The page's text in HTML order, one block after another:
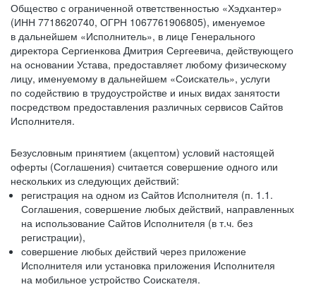
Общество с ограниченной ответственностью «Хэдхантер»
(ИНН 7718620740, ОГРН 1067761906805), именуемое
в дальнейшем «Исполнитель», в лице Генерального
директора Сергиенкова Дмитрия Сергеевича, действующего
на основании Устава, предоставляет любому физическому
лицу, именуемому в дальнейшем «Соискатель», услуги
по содействию в трудоустройстве и иных видах занятости
посредством предоставления различных сервисов Сайтов
Исполнителя.
Безусловным принятием (акцептом) условий настоящей
оферты (Соглашения) считается совершение одного или
нескольких из следующих действий:
регистрация на одном из Сайтов Исполнителя (п. 1.1.
Соглашения, совершение любых действий, направленных
на использование Сайтов Исполнителя (в т.ч. без
регистрации),
совершение любых действий через приложение
Исполнителя или установка приложения Исполнителя
на мобильное устройство Соискателя.